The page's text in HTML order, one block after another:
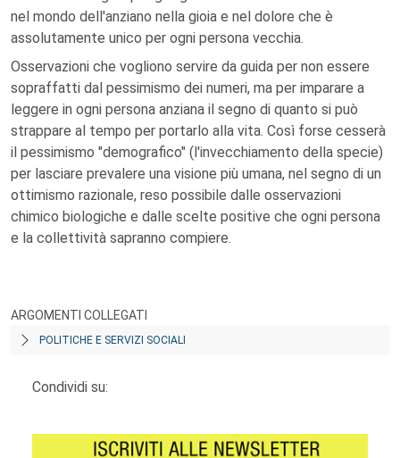
nel mondo dell'anziano nella gioia e nel dolore che è
assolutamente unico per ogni persona vecchia.
Osservazioni che vogliono servire da guida per non essere
sopraffatti dal pessimismo dei numeri, ma per imparare a
leggere in ogni persona anziana il segno di quanto si può
strappare al tempo per portarlo alla vita. Così forse cesserà
il pessimismo "demografico" (l'invecchiamento della specie)
per lasciare prevalere una visione più umana, nel segno di un
ottimismo razionale, reso possibile dalle osservazioni
chimico biologiche e dalle scelte positive che ogni persona
e la collettività sapranno compiere.
ARGOMENTI COLLEGATI
POLITICHE E SERVIZI SOCIALI
Condividi su: